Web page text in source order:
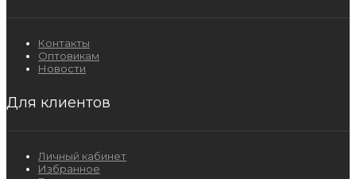
Контакты
Оптовикам
Новости
Для клиентов
Личный кабинет
Избранное